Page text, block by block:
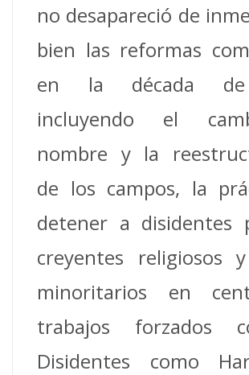
no desapareció de
bien las reformas
en la década de
incluyendo el
nombre y la
de los campos, la
detener a disidentes
creyentes religiosos
minoritarios en
trabajos forzados
Disidentes como